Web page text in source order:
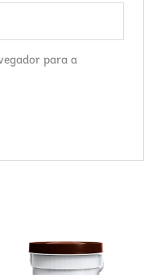
para a